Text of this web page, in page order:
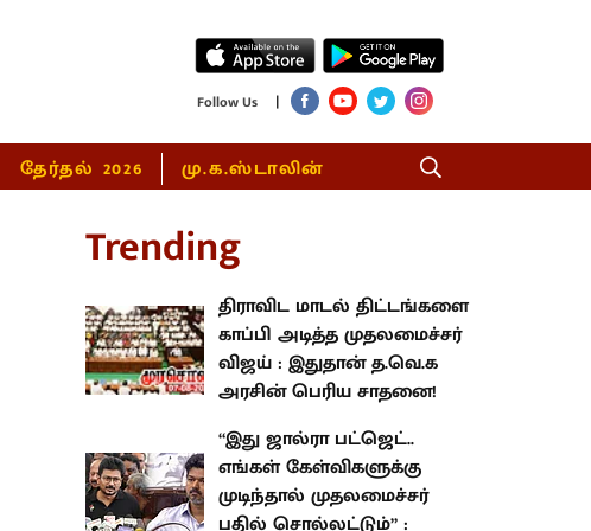
Follow Us |
தேர்தல் 2026 மு.க.ஸ்டாலின்
Trending
திராவிட மாடல் திட்டங்களை
காப்பி அடித்த முதலமைச்சர் விஜய்
: இதுதான் த.வெ.க அரசின் பெரிய
சாதனை!
“இது ஜால்ரா பட்ஜெட்.. எங்கள்
கேள்விகளுக்கு முடிந்தால்
முதலமைச்சர் பதில் சொல்லட்டும்”
: உதயநிதி ஸ்டாலின்!